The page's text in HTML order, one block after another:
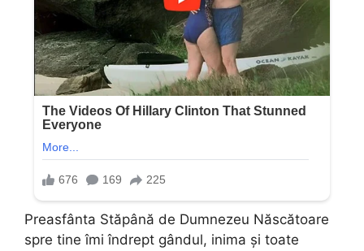
Preasfânta Stăpână de Dumnezeu Născătoare
spre tine îmi îndrept gândul, inima și toate